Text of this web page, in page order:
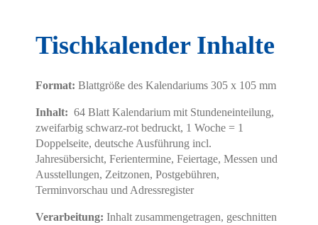
Tischkalender Inhalte
Format: Blattgröße des Kalendariums 305 x 105 mm
Inhalt: 64 Blatt Kalendarium mit Stundeneinteilung,
zweifarbig schwarz-rot bedruckt, 1 Woche = 1
Doppelseite, deutsche Ausführung incl.
Jahresübersicht, Ferientermine, Feiertage, Messen und
Ausstellungen, Zeitzonen, Postgebühren,
Terminvorschau und Adressregister
Verarbeitung: Inhalt zusammengetragen, geschnitten